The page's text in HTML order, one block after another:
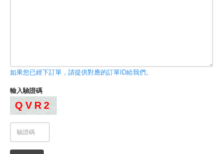
如果您已經下訂單，請提供對應的訂單ID給我們。
輸入驗證碼
QVR2